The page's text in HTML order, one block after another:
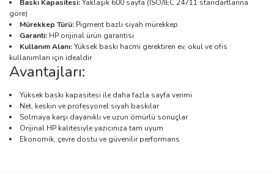
Baskı Kapasitesi:Yaklaşık 600 sayfa (ISO/IEC 24711 standartlarına
göre)
Mürekkep Türü: Pigment bazlı siyah mürekkep
Garanti: HP orijinal ürün garantisi
Kullanım Alanı:Yüksek baskı hacmi gerektiren ev, okul ve ofis
kullanımları için idealdir
Avantajları:
Yüksek baskı kapasitesi ile daha fazla sayfa verimi
Net, keskin ve profesyonel siyah baskılar
Solmaya karşı dayanıklı ve uzun ömürlü sonuçlar
Orijinal HP kalitesiyle yazıcınıza tam uyum
Ekonomik, çevre dostu ve güvenilir performans